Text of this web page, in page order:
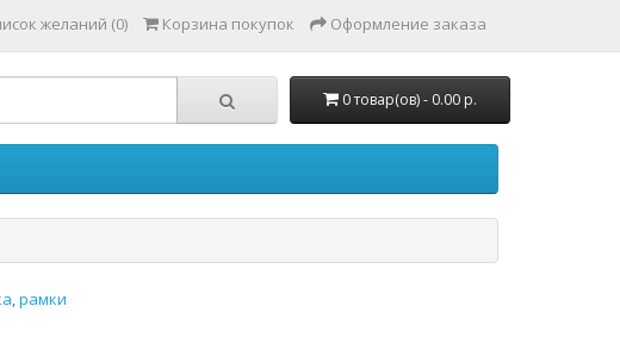
желаний (0) Корзина покупок Оформление заказа
0 товар(ов) - 0.00 р.
,рамки